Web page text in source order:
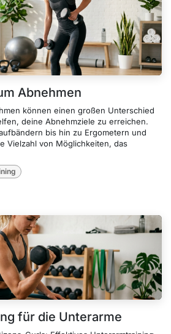
Abnehmen
können einen großen Unterschied
deine Abnehmziele zu erreichen.
bis hin zu Ergometern und
Vielzahl von Möglichkeiten, das
für die Unterarme